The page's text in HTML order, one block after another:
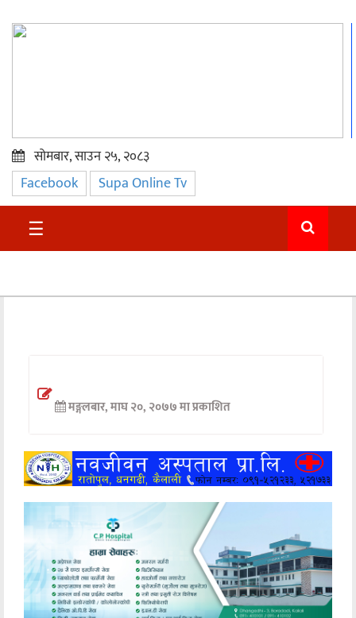
प्रमुख
समाचार
सुदुर
अन्तर्वार्ता
खेलकुद
मनोरञ्जन
अन्य
सोमबार, साउन २५, २०८३
Facebook Supa Online Tv
☰
मङ्गलबार, माघ २०, २०७७ मा प्रकाशित